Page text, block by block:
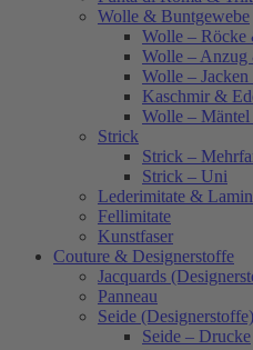
Wolle & Buntgewebe
Wolle –
Wolle –
Wolle –
Kaschmir &
Wolle –
Strick
Strick –
Strick – Uni
Lederimitate &
Fellimitate
Kunstfaser
Couture & Designerstoffe
Jacquards
Panneau
Seide (Designerstoffe)
Seide – Drucke